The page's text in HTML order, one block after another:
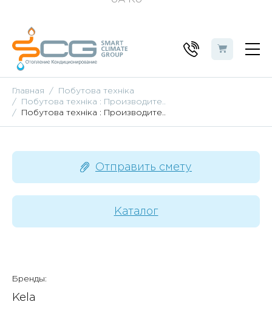
Главная
Побутова техніка
Побутова техніка : Производите..
Побутова техніка : Производите..
Отправить смету
Каталог
Бренды:
Kela